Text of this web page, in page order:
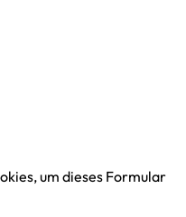
um dieses Formular